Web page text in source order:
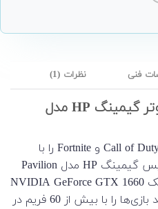
فنی نظرات (1)
نقد و بررسی کیس کامپیوتر گیمینگ HP مدل
بازی های خفن و سنگین مانند Call of Duty و Fortnite را با
بالاترین تنظیمات گرافیکی با کیس گیمینگ HP مدل Pavilion
Gaming TG01 بازی کنید. گرافیک NVIDIA GeForce GTX 1660
Ti تضمین می کند که می توانید بازی‌ها را با بیش از 60 فریم در